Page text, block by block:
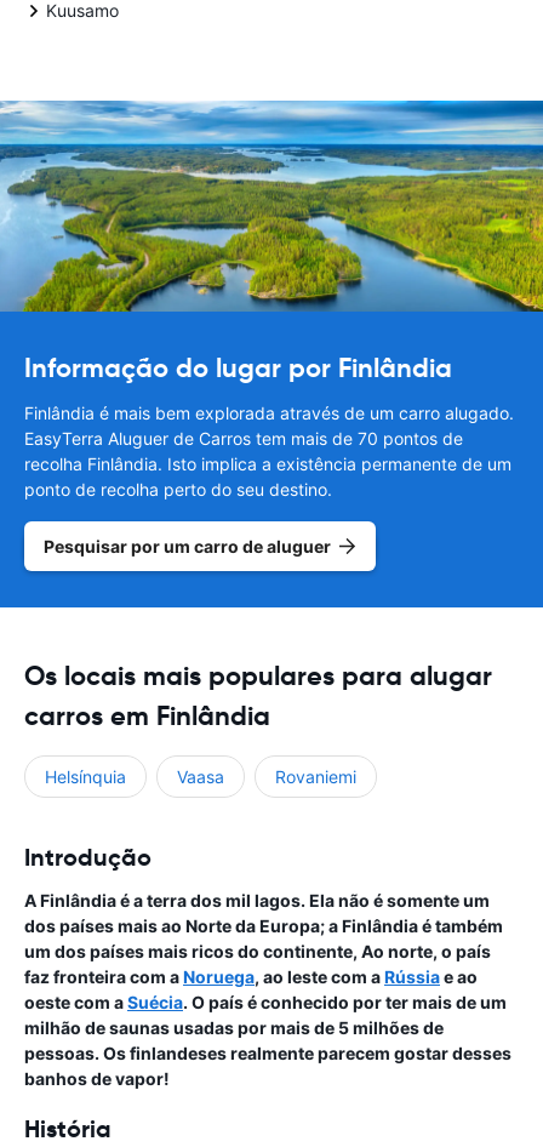
Kuusamo
Informação do lugar por Finlândia
Finlândia é mais bem explorada através de um carro alugado.
EasyTerra Aluguer de Carros tem mais de 70 pontos de
recolha Finlândia. Isto implica a existência permanente de um
ponto de recolha perto do seu destino.
Pesquisar por um carro de aluguer
Os locais mais populares para alugar
carros em Finlândia
Helsínquia Vaasa Rovaniemi
Introdução
A Finlândia é a terra dos mil lagos. Ela não é somente um
dos países mais ao Norte da Europa; a Finlândia é também
um dos países mais ricos do continente, Ao norte, o país
faz fronteira com aNoruega, ao leste com aRússiae ao
oeste com aSuécia. O país é conhecido por ter mais de um
milhão de saunas usadas por mais de 5 milhões de
pessoas. Os finlandeses realmente parecem gostar desses
banhos de vapor!
História